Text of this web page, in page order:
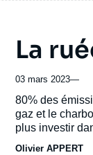
La
03 mars 2023—
Accroche
80% des
gaz et le
plus investir
Olivier APPERT